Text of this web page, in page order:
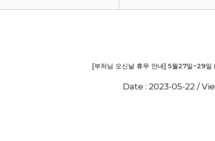
[부처님 오신날 휴무 안내] 5월27일~29일
Date : 2023-05-22 /